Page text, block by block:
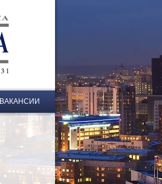
ВАКАНСИИ